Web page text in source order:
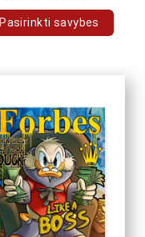
Pasirinkti savybes
variants.
The
options
may
be
chosen
on
the